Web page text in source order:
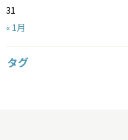
31
« 1月
タグ